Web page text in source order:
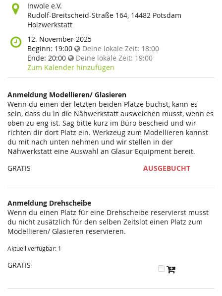
Wo
findet
diese
statt?
Inwole e.V.
Rudolf-Breitscheid-Straße 164, 14482 Potsdam
Holzwerkstatt
Wann
findet
diese
Veranstaltung
statt?
12. November 2025
Beginn: 19:00 Deine lokale Zeit: 18:00
Ende: 20:00 Deine lokale Zeit: 19:00
Zum Kalender hinzufügen
Anmeldung Modellieren/ Glasieren
Wenn du einen der letzten beiden Plätze buchst, kann es
sein, dass du in die Nähwerkstatt ausweichen musst, wenn es
oben zu eng ist. Sag bitte kurz im Büro bescheid und wir
richten dir dort Platz ein. Werkzeug zum Modellieren kannst
du mit nach unten nehmen und wir stellen in der
Nähwerkstatt eine Auswahl an Glasur Equipment bereit.
GRATIS
AUSGEBUCHT
Anmeldung Drehscheibe
Wenn du einen Platz für eine Drehscheibe reservierst musst
du nicht zusätzlich für den selben Zeitslot einen Platz zum
Modellieren/ Glasieren reservieren.
Aktuell verfügbar: 1
GRATIS